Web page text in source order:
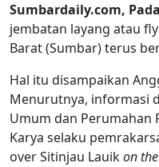
Sumbardaily.com,
jembatan layang atau
Barat (Sumbar) terus
Hal itu disampaikan
Menurutnya, informasi
Umum dan Perumahan
Karya selaku
over Sitinjau Lauikon